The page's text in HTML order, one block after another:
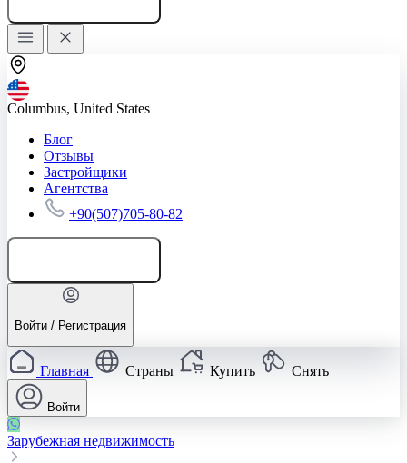
Columbus, United States
Блог
Отзывы
Застройщики
Агентства
+90(507)705-80-82
Войти / Регистрация
Главная Страны Купить Снять
Войти
Зарубежная недвижимость